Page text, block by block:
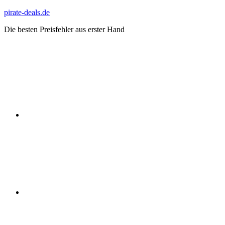
Zum
springen
pirate-deals.de
Die besten Preisfehler aus erster Hand